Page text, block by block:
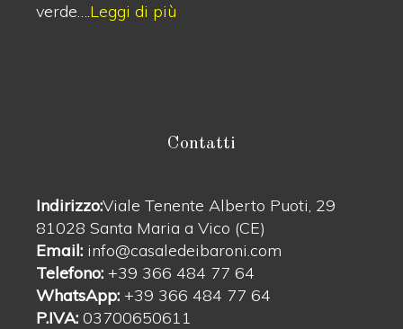
verde….Leggi di più
Contatti
Indirizzo:Viale Tenente Alberto Puoti, 29
81028 Santa Maria a Vico (CE)
Email: info@casaledeibaroni.com
Telefono: +39 366 484 77 64
WhatsApp: +39 366 484 77 64
P.IVA: 03700650611